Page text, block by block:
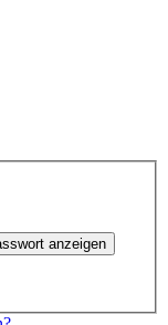
anzeigen